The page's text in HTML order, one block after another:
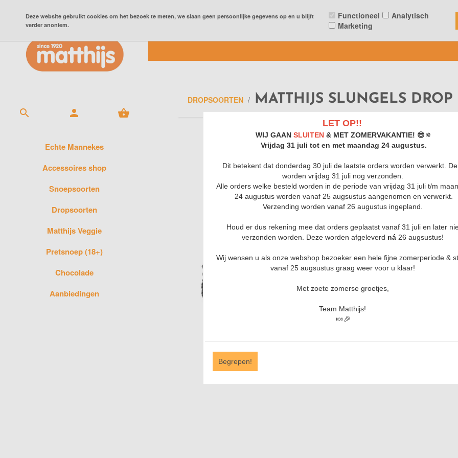
  
Echte Mannekes
Accessoires shop
Snoepsoorten
Dropsoorten
Matthijs Veggie
Pretsnoep (18+)
Chocolade
Aanbiedingen
ALTIJD BESCHIKBAAR 24/7
DROPSOORTEN / MATTHIJS SLUNGELS DROP
MATTHIJS
Zachte gom drop
Gewicht
€ 7,24
Deze website gebruikt cookies om het bezoek te meten, we slaan geen persoonlijke gegevens op en u blijft
verder anoniem.
Functioneel
Analytisch
Marketing
LET OP!!
WIJ GAAN SLUITEN& MET ZOMERVAKANTIE! 😎🔅
Vrijdag 31 juli tot en met maandag 24 augustus.
Dit betekent dat donderdag 30 juli de laatste orders worden verwerkt.
worden vrijdag 31 juli nog verzonden.
Alle orders welke besteld worden in de periode van vrijdag 31 juli t/m
24 augustus worden vanaf 25 augsustus aangenomen en verwerkt.
Verzending worden vanaf 26 augustus ingepland.
Houd er dus rekening mee dat orders geplaatst vanaf 31 juli en later
verzonden worden. Deze worden afgeleverd ná26 augsustus!
Wij wensen u als onze webshop bezoeker een hele fijne zomerperiode &
vanaf 25 augsustus graag weer voor u klaar!
Met zoete zomerse groetjes,
Team Matthijs!
🍬🎉
Begrepen!